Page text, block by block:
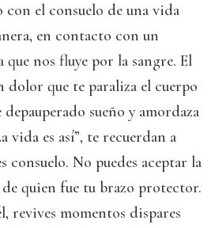
con el consuelo de una vida
en contacto con un
que nos fluye por la sangre. El
dolor que te paraliza el cuerpo
sueño y amordaza
vida es así”, te recuerdan a
consuelo. No puedes aceptar la
quien fue tu brazo protector.
revives momentos dispares